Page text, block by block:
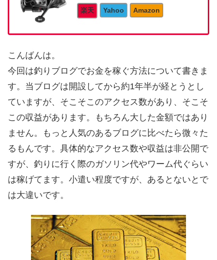
楽天 Yahoo Amazon
こんばんは。
今回は釣りブログでお金を稼ぐ方法について書きま
す。当ブログは開設してから約1年半が経とうとし
ていますが、そこそこのアクセス数があり、そこそ
この収益があります。もちろん大した金額ではあり
ません。もっと人気のあるブログに比べたら微々た
るもんです。具体的なアクセス数や収益は非公開で
すが、釣りに行く際のガソリン代やワーム代ぐらい
は稼げてます。小遣い程度ですが、あるとないとで
は大違いです。